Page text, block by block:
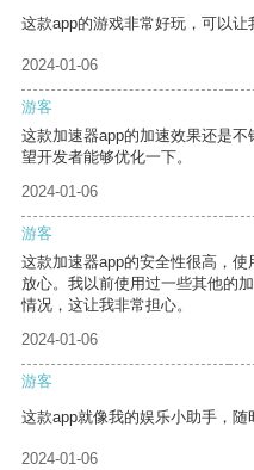
这款app的游戏非常好玩，可以让
2024-01-06
游客
这款加速器app的加速效果还是
望开发者能够优化一下。
2024-01-06
游客
这款加速器app的安全性很高，
放心。我以前使用过一些其他的
情况，这让我非常担心。
2024-01-06
游客
这款app就像我的娱乐小助手，随
2024-01-06